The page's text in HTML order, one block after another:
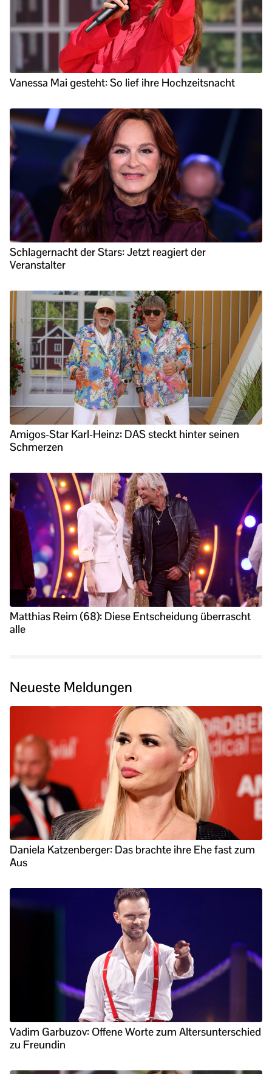
Vanessa Mai gesteht: So lief ihre Hochzeitsnacht
Schlagernacht der Stars: Jetzt reagiert der
Veranstalter
Amigos-Star Karl-Heinz: DAS steckt hinter seinen
Schmerzen
Matthias Reim (68): Diese Entscheidung überrascht
alle
Neueste Meldungen
Daniela Katzenberger: Das brachte ihre Ehe fast zum
Aus
Vadim Garbuzov: Offene Worte zum Altersunterschied
zu Freundin